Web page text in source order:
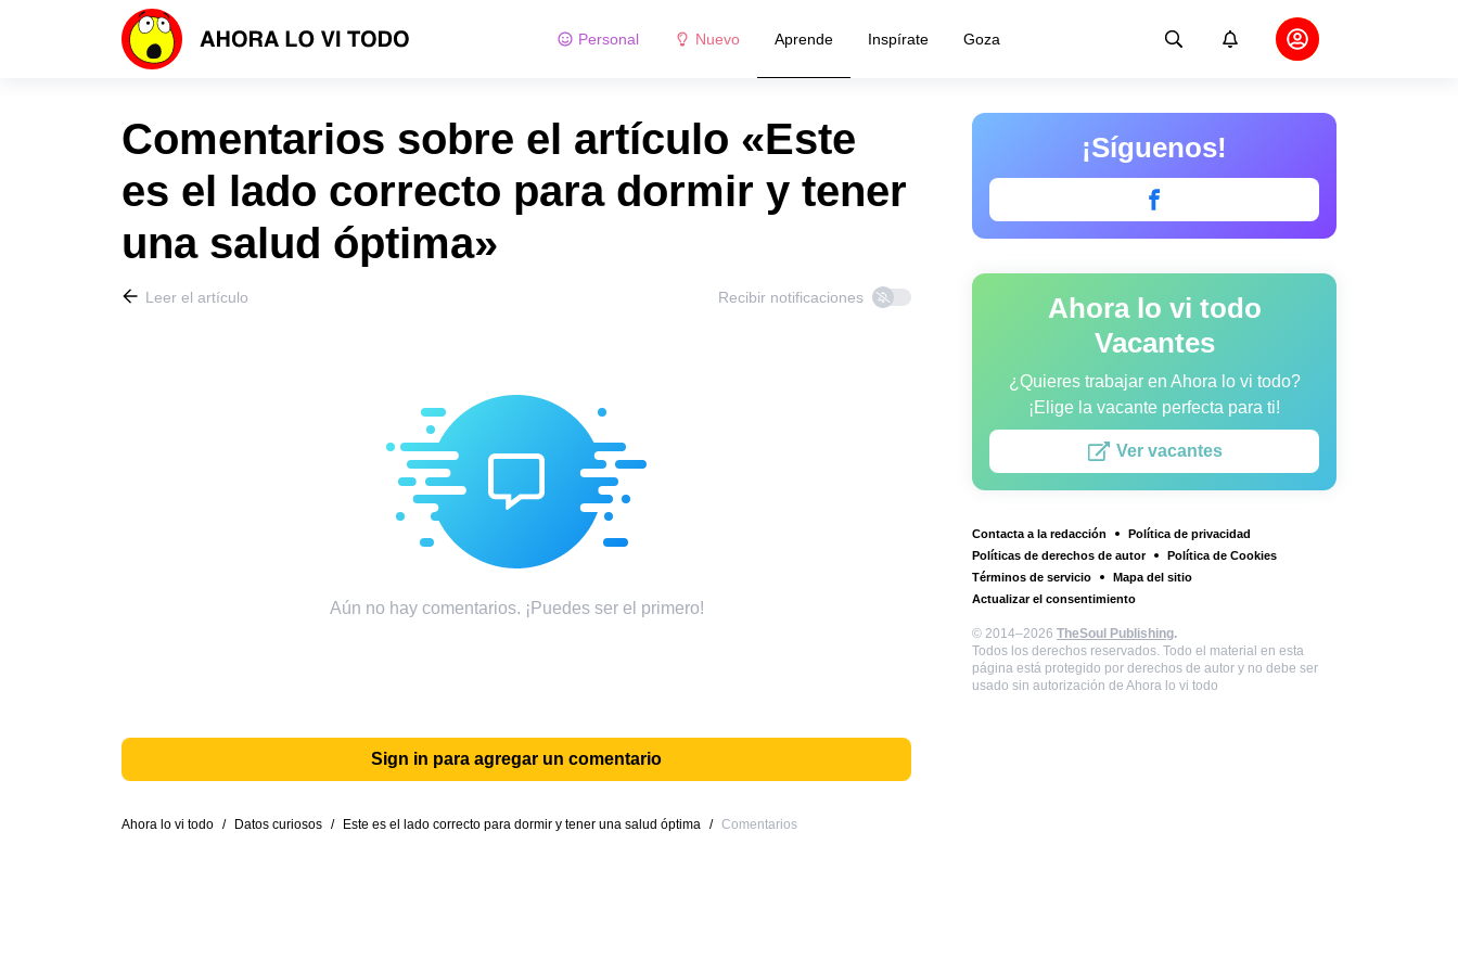
Personal Nuevo Aprende Inspírate Goza
¡Síguenos!
Ahora lo vi todo
Vacantes
¿Quieres trabajar en Ahora lo vi todo?
¡Elige la vacante perfecta para ti!
Ver vacantes
Contacta a la redacción
Política de privacidad
Políticas de derechos de autor
Política de Cookies
Términos de servicio
Mapa del sitio
Actualizar el consentimiento
© 2014–2026 TheSoul Publishing.
Todos los derechos reservados. Todo el material en esta
página está protegido por derechos de autor y no debe ser
usado sin autorización de Ahora lo vi todo
Comentarios sobre el artículo «Este
es el lado correcto para dormir y tener
una salud óptima»
Leer el artículo Recibir notificaciones
Aún no hay comentarios. ¡Puedes ser el primero!
Sign in para agregar un comentario
Ahora lo vi todo / Datos curiosos / Este es el lado correcto para dormir y tener una salud óptima / Comentarios